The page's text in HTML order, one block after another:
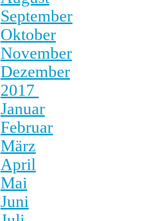
September
Oktober
November
Dezember
2017
Januar
Februar
März
April
Mai
Juni